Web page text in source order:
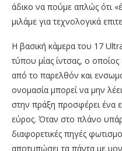
άδικο να πούμε απλώς ότι
μιλάμε για τεχνολογικά
Η βασική κάμερα του 17
τύπου μίας ίντσας, ο οποίος
από το παρελθόν και
ονομασία μπορεί να μην
στην πράξη προσφέρει ένα
εύρος. Όταν στο πλάνο
διαφορετικές πηγές
αποτυπώσει τα πάντα με